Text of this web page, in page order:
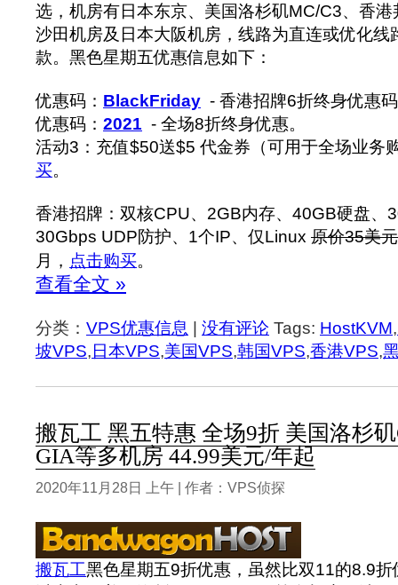
选，机房有日本东京、美国洛杉矶MC/C3、香
沙田机房及日本大阪机房，线路为直连或优化线
款。‍黑色星期五优惠信息如下：
优惠码： BlackFriday - 香港招牌6折终身优惠
优惠码： 2021 - 全场8折终身优惠。
活动3：充值$50送$5 代金券（可用于全场业务
买。
香港招牌：双核CPU、2GB内存、40GB硬盘、
30Gbps UDP防护、1个IP、仅Linux 原价35美
月， 点击购买。
查看全文 »
分类： VPS优惠信息 | 没有评论 Tags: HostKVM,
坡VPS,日本VPS,美国VPS,韩国VPS,香港VPS,
搬瓦工 黑五特惠 全场9折 美国洛杉
GIA等多机房 44.99美元/年起
2020年11月28日 上午 | 作者：VPS侦探
搬瓦工黑色星期五9折优惠，虽然比双11的8.9